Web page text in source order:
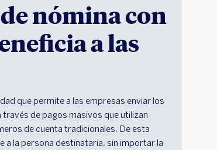
de nómina con
a las
que permite a las empresas enviar los
de pagos masivos que utilizan
de cuenta tradicionales. De esta
a la persona destinataria, sin importar la